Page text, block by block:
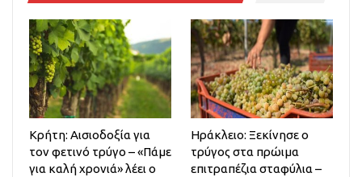
Κρήτη: Αισιοδοξία για
τον φετινό τρύγο – «Πάμε
για καλή χρονιά» λέει ο
Ηράκλειο: Ξεκίνησε ο
τρύγος στα πρώιμα
επιτραπέζια σταφύλια –